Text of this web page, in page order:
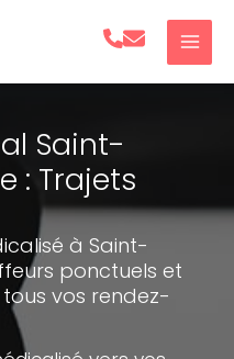
Saint-
: Trajets
à Saint-
ponctuels et
vos rendez-